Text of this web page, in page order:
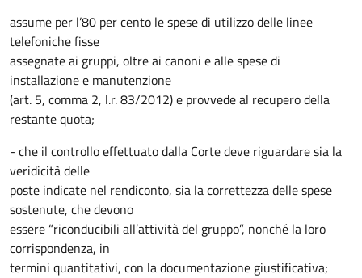
assume per l’80 per cento le spese di utilizzo delle linee
telefoniche fisse
assegnate ai gruppi, oltre ai canoni e alle spese di
installazione e manutenzione
(art. 5, comma 2, l.r. 83/2012) e provvede al recupero della
restante quota;
- che il controllo effettuato dalla Corte deve riguardare sia la
veridicità delle
poste indicate nel rendiconto, sia la correttezza delle spese
sostenute, che devono
essere “riconducibili all’attività del gruppo”, nonché la loro
corrispondenza, in
termini quantitativi, con la documentazione giustificativa;